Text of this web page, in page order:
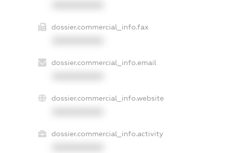
dossier.commercial_info.fax
dossier.commercial_info.email
dossier.commercial_info.website
dossier.commercial_info.activity